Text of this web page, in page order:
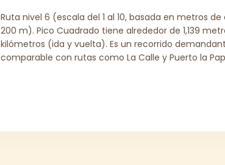
Ruta nivel 6 (escala del 1 al 10, basada en metros
200 m). Pico Cuadrado tiene alrededor de 1,139
kilómetros (ida y vuelta). Es un recorrido
comparable con rutas como La Calle y Puerto la